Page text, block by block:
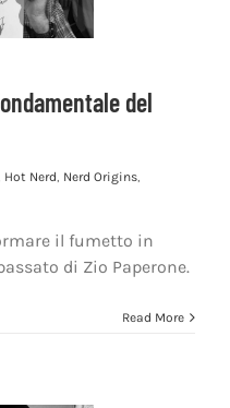
del
Hot Nerd, Nerd Origins,
il fumetto in
di Zio Paperone.
Read More